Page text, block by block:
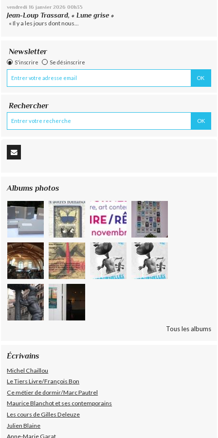
vendredi 16 janvier 2026 00h35
Jean-Loup Trassard, « Lune grise »
« Il y a les jours dont nous...
Newsletter
S'inscrire Se désinscrire
Rechercher
Albums photos
Tous les albums
Écrivains
Michel Chaillou
Le Tiers Livre/François Bon
Ce métier de dormir/Marc Pautrel
Maurice Blanchot et ses contemporains
Les cours de Gilles Deleuze
Julien Blaine
Anne-Marie Garat